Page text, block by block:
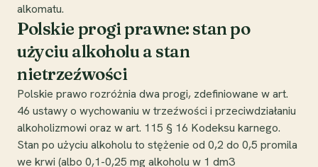
alkomatu.
Polskie progi prawne: stan po
użyciu alkoholu a stan
nietrzeźwości
Polskie prawo rozróżnia dwa progi, zdefiniowane w art.
46 ustawy o wychowaniu w trzeźwości i przeciwdziałaniu
alkoholizmowi oraz w art. 115 § 16 Kodeksu karnego.
Stan po użyciu alkoholu to stężenie od 0,2 do 0,5 promila
we krwi (albo 0,1-0,25 mg alkoholu w 1 dm3